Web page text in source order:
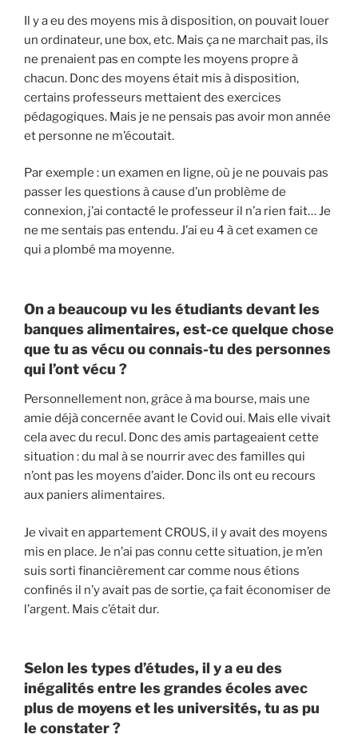
Il y a eu des moyens mis à disposition, on pouvait louer
un ordinateur, une box, etc. Mais ça ne marchait pas, ils
ne prenaient pas en compte les moyens propre à
chacun. Donc des moyens était mis à disposition,
certains professeurs mettaient des exercices
pédagogiques. Mais je ne pensais pas avoir mon année
et personne ne m’écoutait.
Par exemple : un examen en ligne, où je ne pouvais pas
passer les questions à cause d’un problème de
connexion, j’ai contacté le professeur il n’a rien fait… Je
ne me sentais pas entendu. J’ai eu 4 à cet examen ce
qui a plombé ma moyenne.
On a beaucoup vu les étudiants devant les
banques alimentaires, est-ce quelque chose
que tu as vécu ou connais-tu des personnes
qui l’ont vécu ?
Personnellement non, grâce à ma bourse, mais une
amie déjà concernée avant le Covid oui. Mais elle vivait
cela avec du recul. Donc des amis partageaient cette
situation : du mal à se nourrir avec des familles qui
n’ont pas les moyens d’aider. Donc ils ont eu recours
aux paniers alimentaires.
Je vivait en appartement CROUS, il y avait des moyens
mis en place. Je n’ai pas connu cette situation, je m’en
suis sorti financièrement car comme nous étions
confinés il n’y avait pas de sortie, ça fait économiser de
l’argent. Mais c’était dur.
Selon les types d’études, il y a eu des
inégalités entre les grandes écoles avec
plus de moyens et les universités, tu as pu
le constater ?